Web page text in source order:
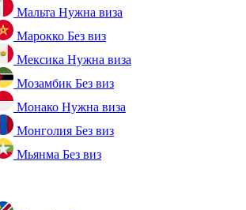
Мальта Нужна виза
Марокко Без виз
Мексика Нужна виза
Мозамбик Без виз
Монако Нужна виза
Монголия Без виз
Мьянма Без виз